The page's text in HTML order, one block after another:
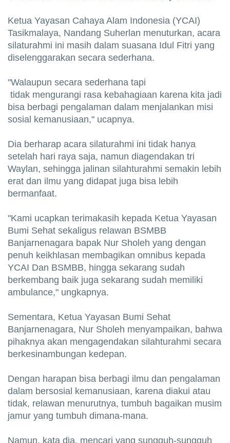
Ketua Yayasan Cahaya Alam Indonesia (YCAI)
Tasikmalaya, Nandang Suherlan menuturkan, acara
silaturahmi ini masih dalam suasana Idul Fitri yang
diselenggarakan secara sederhana.
"Walaupun secara sederhana tapi
tidak mengurangi rasa kebahagiaan karena kita jadi
bisa berbagi pengalaman dalam menjalankan misi
sosial kemanusiaan," ucapnya.
Dia berharap acara silaturahmi ini tidak hanya
setelah hari raya saja, namun diagendakan tri
Waylan, sehingga jalinan silahturahmi semakin lebih
erat dan ilmu yang didapat juga bisa lebih
bermanfaat.
"Kami ucapkan terimakasih kepada Ketua Yayasan
Bumi Sehat sekaligus relawan BSMBB
Banjarnenagara bapak Nur Sholeh yang dengan
penuh keikhlasan membagikan omnibus kepada
YCAI Dan BSMBB, hingga sekarang sudah
berkembang baik juga sekarang sudah memiliki
ambulance," ungkapnya.
Sementara, Ketua Yayasan Bumi Sehat
Banjarnenagara, Nur Sholeh menyampaikan, bahwa
pihaknya akan mengagendakan silahturahmi secara
berkesinambungan kedepan.
Dengan harapan bisa berbagi ilmu dan pengalaman
dalam bersosial kemanusiaan, karena diakui atau
tidak, relawan menurutnya, tumbuh bagaikan musim
jamur yang tumbuh dimana-mana.
Namun, kata dia, mencari yang sungguh-sungguh